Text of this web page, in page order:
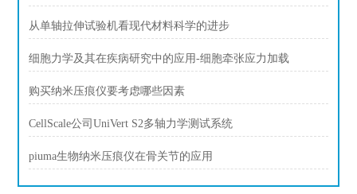
从单轴拉伸试验机看现代材料科学的进步
细胞力学及其在疾病研究中的应用-细胞牵张应力加载
购买纳米压痕仪要考虑哪些因素
CellScale公司UniVert S2多轴力学测试系统
piuma生物纳米压痕仪在骨关节的应用